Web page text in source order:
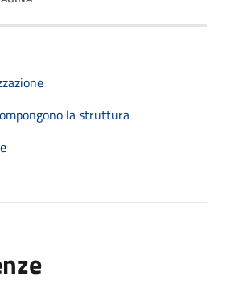
la struttura